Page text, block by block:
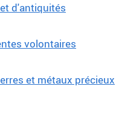
d'antiquités
volontaires
et métaux précieux